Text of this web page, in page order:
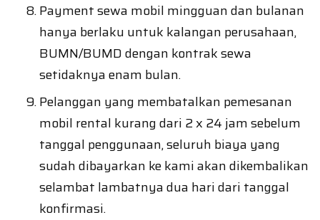
Payment sewa mobil mingguan dan bulanan
hanya berlaku untuk kalangan perusahaan,
BUMN/BUMD dengan kontrak sewa
setidaknya enam bulan.
Pelanggan yang membatalkan pemesanan
mobil rental kurang dari 2 x 24 jam sebelum
tanggal penggunaan, seluruh biaya yang
sudah dibayarkan ke kami akan dikembalikan
selambat lambatnya dua hari dari tanggal
konfirmasi.